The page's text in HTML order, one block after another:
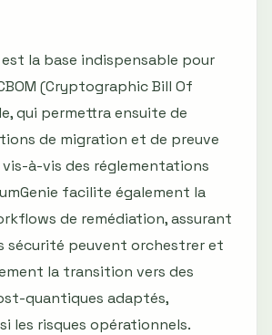
la base indispensable pour
(Cryptographic Bill Of
qui permettra ensuite de
de migration et de preuve
à-vis des réglementations
facilite également la
de remédiation, assurant
sécurité peuvent orchestrer et
la transition vers des
quantiques adaptés,
les risques opérationnels.